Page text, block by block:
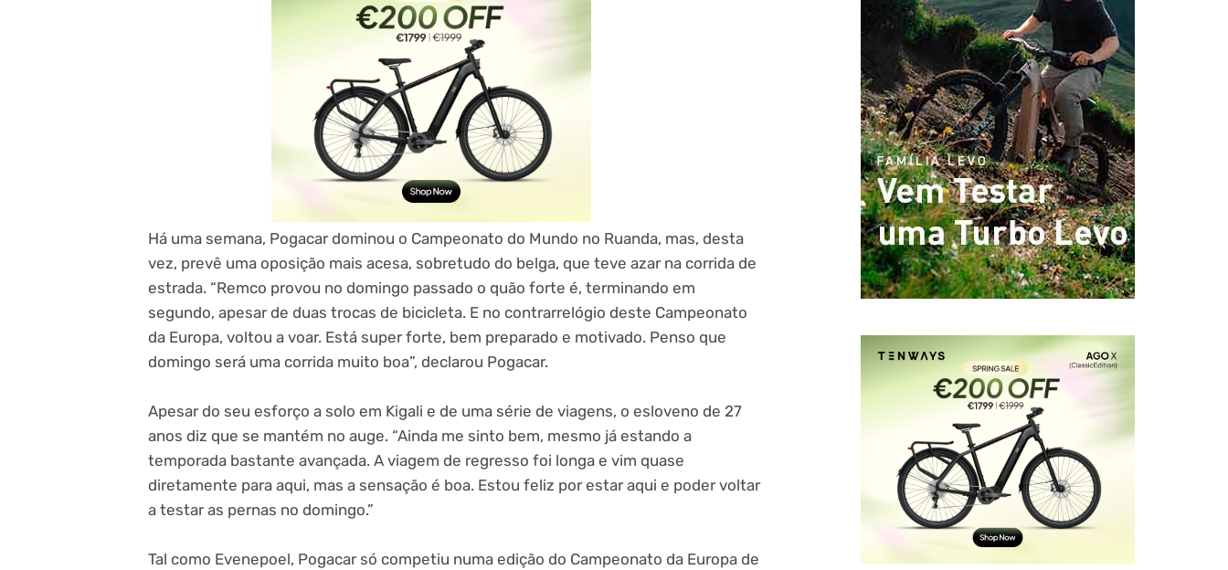
Há uma semana, Pogacar dominou o Campeonato do Mundo no Ruanda, mas, desta
vez, prevê uma oposição mais acesa, sobretudo do belga, que teve azar na corrida de
estrada. “Remco provou no domingo passado o quão forte é, terminando em
segundo, apesar de duas trocas de bicicleta. E no contrarrelógio deste Campeonato
da Europa, voltou a voar. Está super forte, bem preparado e motivado. Penso que
domingo será uma corrida muito boa”, declarou Pogacar.
Apesar do seu esforço a solo em Kigali e de uma série de viagens, o esloveno de 27
anos diz que se mantém no auge. “Ainda me sinto bem, mesmo já estando a
temporada bastante avançada. A viagem de regresso foi longa e vim quase
diretamente para aqui, mas a sensação é boa. Estou feliz por estar aqui e poder voltar
a testar as pernas no domingo.”
Tal como Evenepoel, Pogacar só competiu numa edição do Campeonato da Europa de